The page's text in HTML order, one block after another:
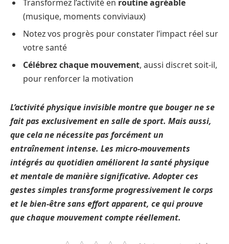
Transformez l’activité en routine agréable
(musique, moments conviviaux)
Notez vos progrès pour constater l’impact réel sur
votre santé
Célébrez chaque mouvement, aussi discret soit-il,
pour renforcer la motivation
L’activité physique invisible montre que bouger ne se
fait pas exclusivement en salle de sport. Mais aussi,
que cela ne nécessite pas forcément un
entraînement intense. Les micro-mouvements
intégrés au quotidien améliorent la santé physique
et mentale de manière significative. Adopter ces
gestes simples transforme progressivement le corps
et le bien-être sans effort apparent, ce qui prouve
que chaque mouvement compte réellement.